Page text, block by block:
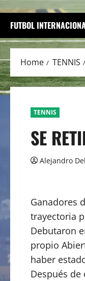
FUTBOL
Home TENNIS
TENNIS
SE
Alejandro
Ganadores
trayectoria
Debutaron
propio
haber
Después